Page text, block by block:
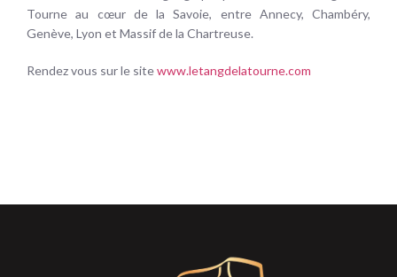
Tourne au cœur de la Savoie, entre Annecy, Chambéry,
Genève, Lyon et Massif de la Chartreuse.
Rendez vous sur le sitewww.letangdelatourne.com